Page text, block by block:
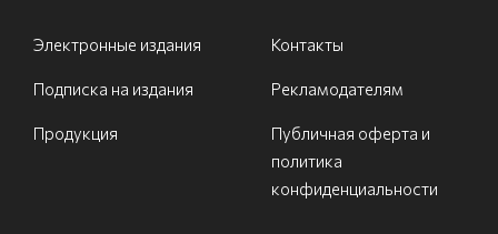
Электронные издания
Подписка на издания
Продукция
Контакты
Рекламодателям
Публичная оферта и
политика
конфиденциальности